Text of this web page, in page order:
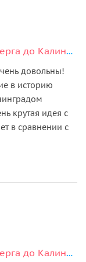
Сердце старого города. От Кёнигсберга до Калининграда
довольны!
в историю
крутая идея с
в сравнении с
Сердце старого города. От Кёнигсберга до Калининграда